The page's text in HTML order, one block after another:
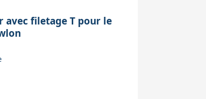
avec filetage T pour le